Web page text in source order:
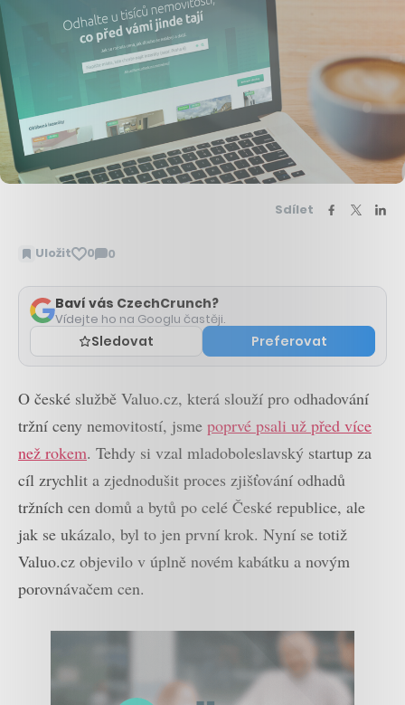
Sdílet
Uložit 0 0
Zobrazit
Baví vás CzechCrunch?
Vídejte ho na Googlu častěji.
Sledovat Preferovat
O české službě Valuo.cz, která slouží pro odhadování
tržní ceny nemovitostí, jsme poprvé psali už před více
než rokem. Tehdy si vzal mladoboleslavský startup za
cíl zrychlit a zjednodušit proces zjišťování odhadů
tržních cen domů a bytů po celé České republice, ale
jak se ukázalo, byl to jen první krok. Nyní se totiž
Valuo.cz objevilo v úplně novém kabátku a novým
porovnávačem cen.